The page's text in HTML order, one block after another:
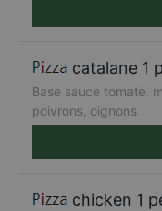
catalane 1
Base sauce tomate,
poivrons, oignons
chicken 1